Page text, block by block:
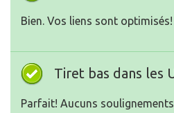
Bien. Vos liens sont optimisés!
Tiret bas dans les
Parfait! Aucuns